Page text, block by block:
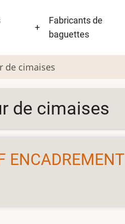
+
Fabricants de
baguettes
de cimaises
de cimaises
ENCADREMENT